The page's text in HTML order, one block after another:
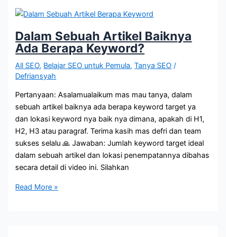
Berarti?
Dalam Sebuah Artikel Baiknya
Ada Berapa Keyword?
All SEO, Belajar SEO untuk Pemula,Tanya SEO /
Defriansyah
Pertanyaan: Asalamualaikum mas mau tanya, dalam
sebuah artikel baiknya ada berapa keyword target ya
dan lokasi keyword nya baik nya dimana, apakah di H1,
H2, H3 atau paragraf. Terima kasih mas defri dan team
sukses selalu 🙏 Jawaban: Jumlah keyword target ideal
dalam sebuah artikel dan lokasi penempatannya dibahas
secara detail di video ini. Silahkan
Dalam
Read More »